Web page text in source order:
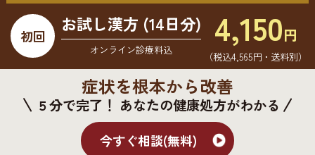
初回
お試し漢方 (14日分)
オンライン診療料込 4,150円
（税込4,565円・送料別）
症状を根本から改善
５分で完了！ あなたの健康処方がわかる
今すぐ相談(無料)